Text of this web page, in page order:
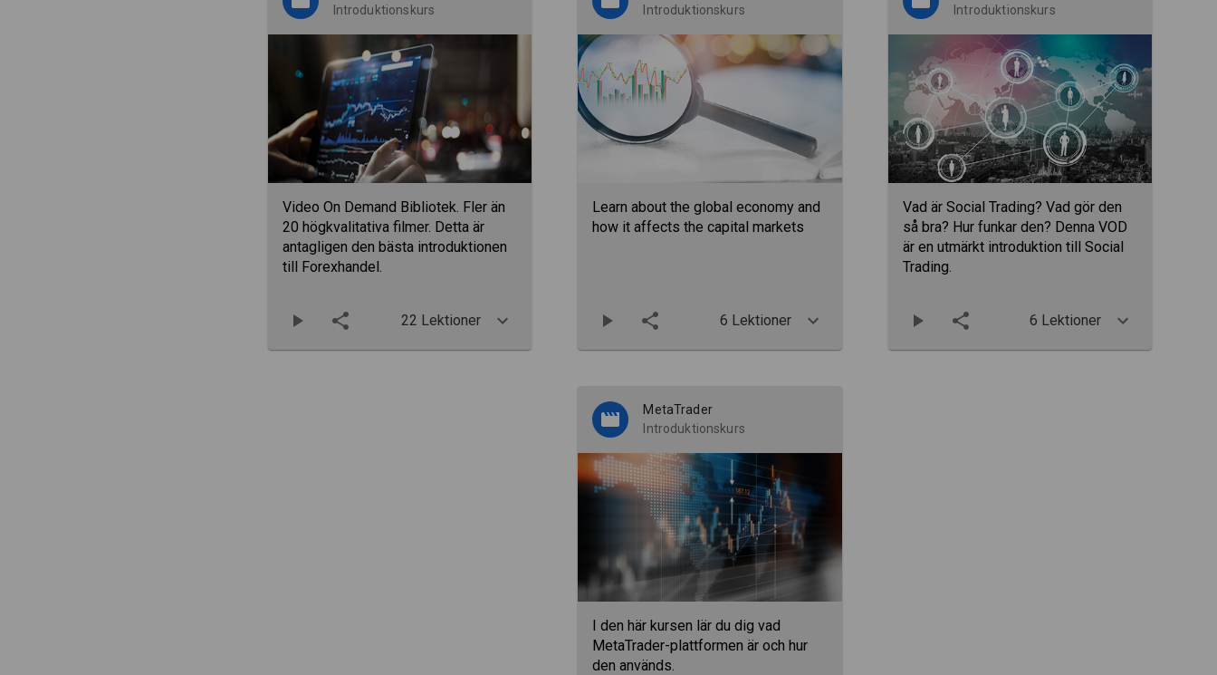
Introduktionskurs
Video On Demand Bibliotek. Fler än
20 högkvalitativa filmer. Detta är
antagligen den bästa introduktionen
till Forexhandel.
22 Lektioner
Introduktionskurs
Learn about the global economy and
how it affects the capital markets
6 Lektioner
Introduktionskurs
Vad är Social Trading? Vad gör den
så bra? Hur funkar den? Denna VOD
är en utmärkt introduktion till Social
Trading.
6 Lektioner
MetaTrader
Introduktionskurs
I den här kursen lär du dig vad
MetaTrader-plattformen är och hur
den används.